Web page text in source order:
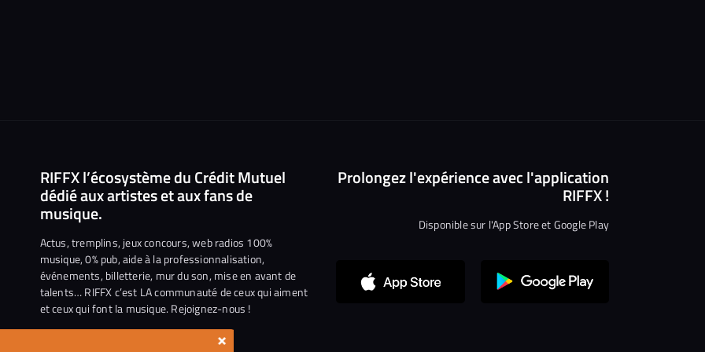
RIFFX l’écosystème du Crédit Mutuel
dédié aux artistes et aux fans de
musique.
Actus, tremplins, jeux concours, web radios 100%
musique, 0% pub, aide à la professionnalisation,
événements, billetterie, mur du son, mise en avant de
talents… RIFFX c’est LA communauté de ceux qui aiment
et ceux qui font la musique. Rejoignez-nous !
Prolongez l'expérience avec l'application
RIFFX !
Disponible sur l'App Store et Google Play
×